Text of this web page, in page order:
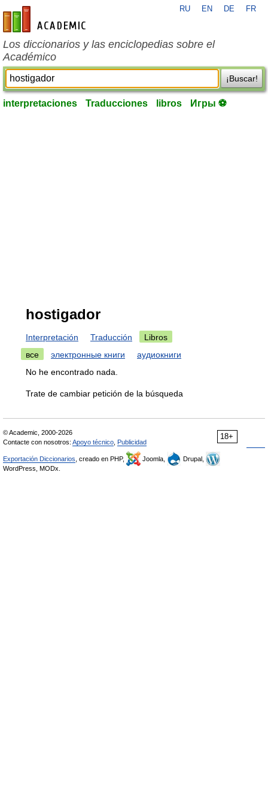
es-academic.com
RU EN DE FR
Los diccionarios y las enciclopedias sobre el
Académico
¡Buscar!
interpretaciones Traducciones libros Игры ⚽
hostigador
Interpretación Traducción
Libros
все
электронные книги
аудиокниги
No he encontrado nada.
Trate de cambiar petición de la búsqueda
18+
© Academic, 2000-2026
Contacte con nosotros: Apoyo técnico Publicidad
Exportación Diccionarios , creado en PHP, Joomla,
Drupal,
WordPress, MODx.